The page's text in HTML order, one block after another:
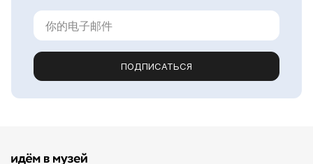
ПОДПИСАТЬСЯ